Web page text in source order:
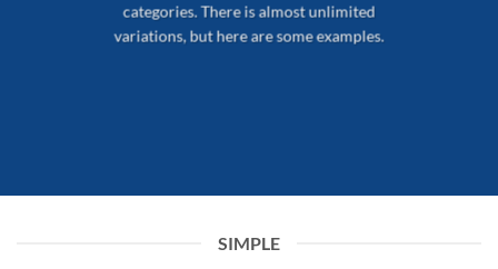
categories. There is almost unlimited
variations, but here are some examples.
SIMPLE